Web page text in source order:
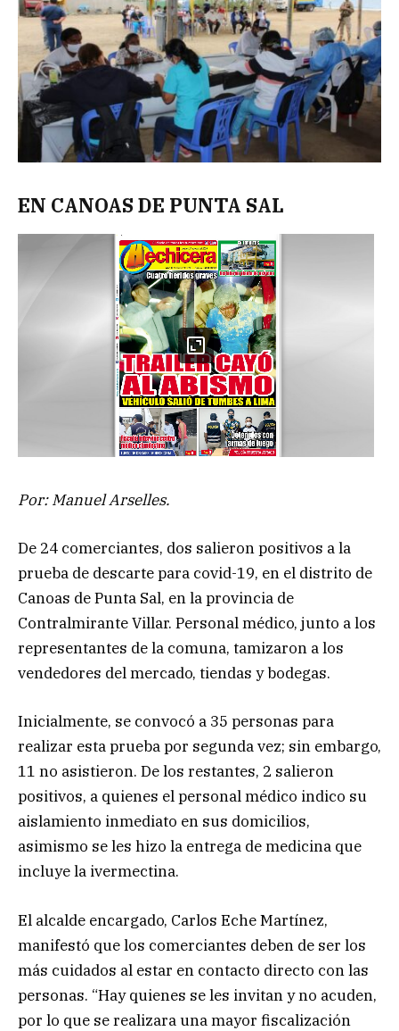
EN CANOAS DE PUNTA SAL
Por: Manuel Arselles.
De 24 comerciantes, dos salieron positivos a la
prueba de descarte para covid-19, en el distrito de
Canoas de Punta Sal, en la provincia de
Contralmirante Villar. Personal médico, junto a los
representantes de la comuna, tamizaron a los
vendedores del mercado, tiendas y bodegas.
Inicialmente, se convocó a 35 personas para
realizar esta prueba por segunda vez; sin embargo,
11 no asistieron. De los restantes, 2 salieron
positivos, a quienes el personal médico indico su
aislamiento inmediato en sus domicilios,
asimismo se les hizo la entrega de medicina que
incluye la ivermectina.
El alcalde encargado, Carlos Eche Martínez,
manifestó que los comerciantes deben de ser los
más cuidados al estar en contacto directo con las
personas. “Hay quienes se les invitan y no acuden,
por lo que se realizara una mayor fiscalización